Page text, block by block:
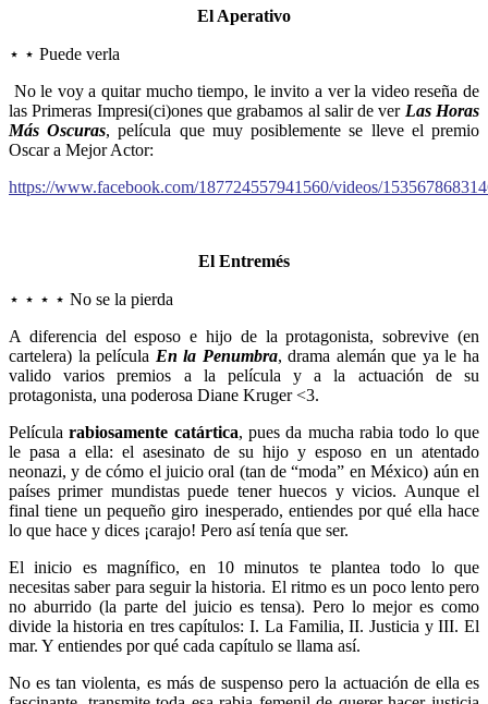
El Aperativo
⋆ ⋆ Puede verla
No le voy a quitar mucho tiempo, le invito a ver la video reseña de
las Primeras Impresi(ci)ones que grabamos al salir de ver Las Horas
Más Oscuras, película que muy posiblemente se lleve el premio
Oscar a Mejor Actor:
https://www.facebook.com/187724557941560/videos/
El Entremés
⋆ ⋆ ⋆ ⋆ No se la pierda
A diferencia del esposo e hijo de la protagonista, sobrevive (en
cartelera) la película En la Penumbra, drama alemán que ya le ha
valido varios premios a la película y a la actuación de su
protagonista, una poderosa Diane Kruger <3.
Películarabiosamente catártica, pues da mucha rabia todo lo que
le pasa a ella: el asesinato de su hijo y esposo en un atentado
neonazi, y de cómo el juicio oral (tan de “moda” en México) aún en
países primer mundistas puede tener huecos y vicios. Aunque el
final tiene un pequeño giro inesperado, entiendes por qué ella hace
lo que hace y dices ¡carajo! Pero así tenía que ser.
El inicio es magnífico, en 10 minutos te plantea todo lo que
necesitas saber para seguir la historia. El ritmo es un poco lento pero
no aburrido (la parte del juicio es tensa). Pero lo mejor es como
divide la historia en tres capítulos: I. La Familia, II. Justicia y III. El
mar. Y entiendes por qué cada capítulo se llama así.
No es tan violenta, es más de suspenso pero la actuación de ella es